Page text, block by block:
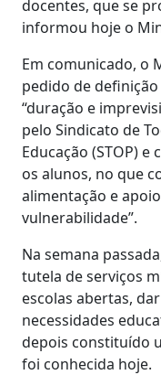
docentes, que se
informou hoje o
Em comunicado, o
pedido de
“duração e
pelo Sindicato de
Educação (STOP)
os alunos, no que
alimentação e
vulnerabilidade”.
Na semana
tutela de serviços
escolas abertas,
necessidades
depois constituído
foi conhecida hoje.